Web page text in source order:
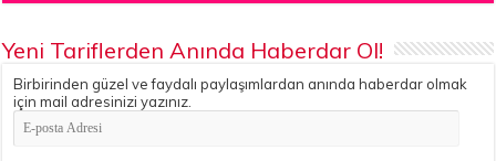
Yeni Tariflerden Anında Haberdar Ol!
Birbirinden güzel ve faydalı paylaşımlardan anında haberdar olmak
için mail adresinizi yazınız.
E-
posta